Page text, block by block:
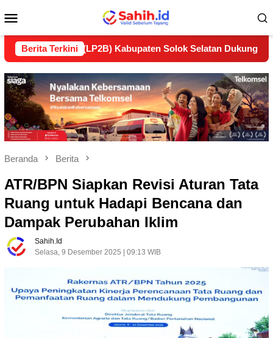
ke
Mobile
Berita Terkini
(LP2B) Kabupaten Solok Selatan Dukung Ketahanan
Beranda Berita
ATR/BPN Siapkan Revisi Aturan Tata
Ruang untuk Hadapi Bencana dan
Dampak Perubahan Iklim
Sahih.id
Selasa, 9 Desember 2025 | 09:13 WIB